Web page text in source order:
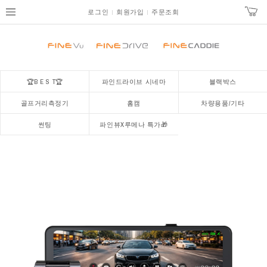
로그인 회원가입 주문조회
🏆B E S T🏆 파인드라이브 시네마 블랙박스
골프거리측정기 홈캠 차량용품/기타
썬팅 파인뷰X루메나 특가🎁